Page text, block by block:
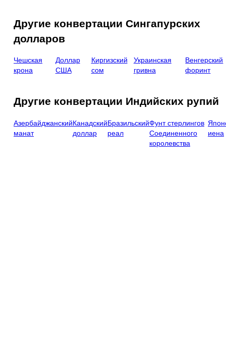
Другие конвертации Сингапурских
долларов
Чешская
крона
Доллар
США
Киргизский
сом
Украинская
гривна
Венгерский
форинт
Другие конвертации Индийских рупий
Азербайджанский
манат
Канадский
доллар
Бразильский
реал
Фунт стерлингов
Соединенного
королевства
иена